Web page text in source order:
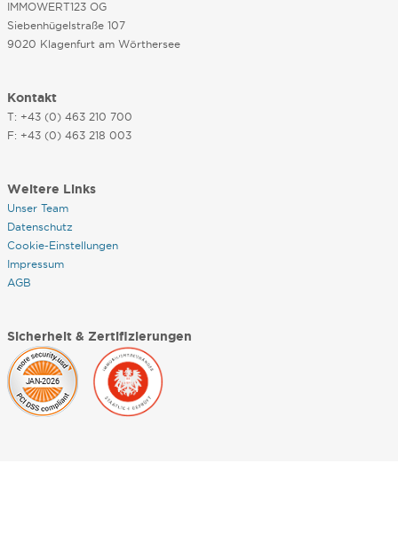
IMMOWERT123 OG
Siebenhügelstraße 107
9020 Klagenfurt am Wörthersee
Kontakt
T: +43 (0) 463 210 700
F: +43 (0) 463 218 003
Weitere Links
Unser Team
Datenschutz
Cookie-Einstellungen
Impressum
AGB
Sicherheit & Zertifizierungen